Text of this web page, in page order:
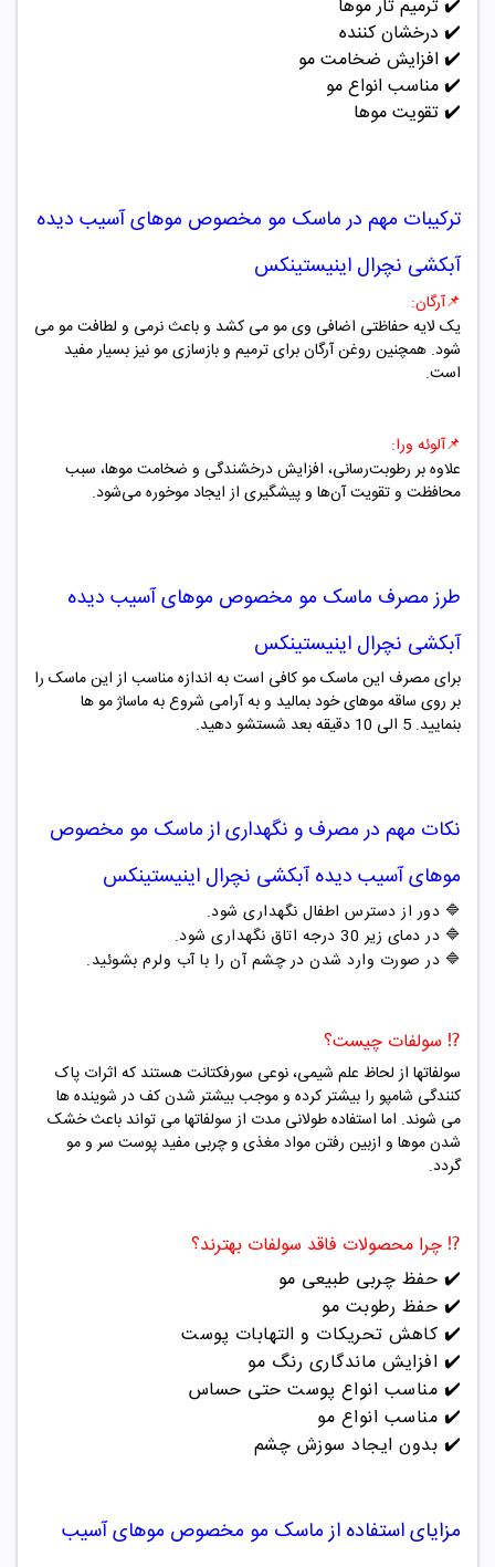
✔️ ترمیم تار موها
✔️ درخشان کننده
✔️ افزایش ضخامت مو
✔️ مناسب انواع مو
✔️تقویت موها
ترکیبات مهم درماسک مو مخصوص موهای آسیب دیده
آبکشی نچرال اینیستینکس
📌آرگان:
یک لایه حفاظتی اضافی وی مو می کشد و باعث نرمی و لطافت مو می
شود. همچنین روغن آرگان برای ترمیم و بازسازی مو نیز بسیار مفید
است.
📌آلوئه ورا:
علاوه بر رطوبت‌رسانی، افزایش درخشندگی و ضخامت موها، سبب
محافظت و تقویت آن‌ها و پیشگیری از ایجاد موخوره می‌شود.
طرز مصرف ماسک مو مخصوص موهای آسیب دیده
آبکشی نچرال اینیستینکس
برای مصرف این ماسک مو کافی است به اندازه مناسب از اینماسک را
بر روی ساقه موهای خود بمالید و به آرامی شروع به ماساژ مو ها
بنمایید. 5 الی 10 دقیقه بعد شستشو دهید.
نکات مهم در مصرف و نگهداری ازماسک مو مخصوص
موهای آسیب دیده آبکشی نچرال اینیستینکس
🔷 دور از دسترس اطفال نگهداری شود.
🔷 در دمای زیر 30 درجه اتاق نگهداری شود.
🔷 در صورت وارد شدن در چشم آن را با آب ولرم بشوئید.
⁉️ سولفات چیست؟
سولفاتها از لحاظ علم شیمی، نوعی سورفکتانت هستند که اثرات پاک
کنندگی شامپو را بیشتر کرده و موجب بیشتر شدن کف در شوینده ها
می شوند. اما استفاده طولانی مدت از سولفاتها می تواند باعث خشک
شدن موها و ازبین رفتن مواد مغذی و چربی مفید پوست سر و مو
گردد.
⁉️ چرا محصولات فاقد سولفات بهترند؟
✔️ حفظ چربی طبیعی مو
✔️ حفظ رطوبت مو
✔️ کاهش تحریکات و التهابات پوست
✔️ افزایش ماندگاری رنگ مو
✔️ مناسب انواع پوست حتی حساس
✔️ مناسب انواع مو
✔️ بدون ایجاد سوزش چشم
مزایای استفاده ازماسک مو مخصوص موهای آسیب